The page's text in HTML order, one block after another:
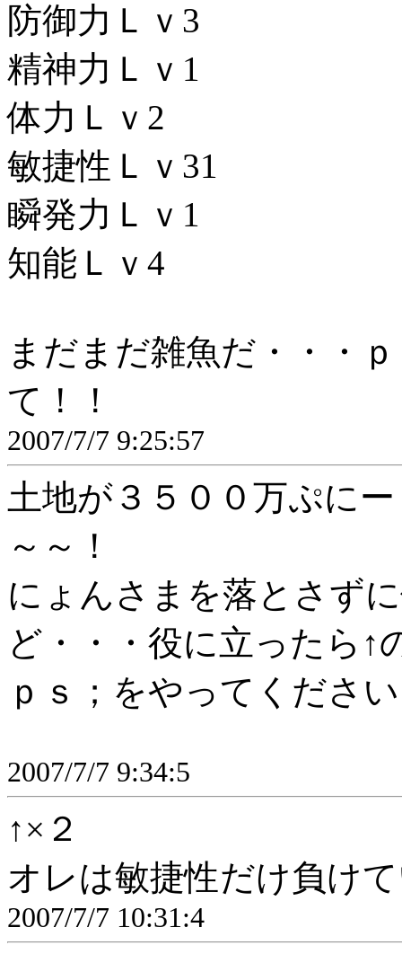
防御力Ｌｖ3
精神力Ｌｖ1
体力Ｌｖ2
敏捷性Ｌｖ31
瞬発力Ｌｖ1
知能Ｌｖ4
まだまだ雑魚だ・・・
て！！
2007/7/7 9:25:57
土地が３５００万ぷに
～～！
にょんさまを落とさず
ど・・・役に立ったら↑
ｐｓ；をやってくださ
2007/7/7 9:34:5
↑×２
オレは敏捷性だけ負け
2007/7/7 10:31:4